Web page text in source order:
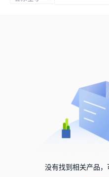
没有找到相关产品